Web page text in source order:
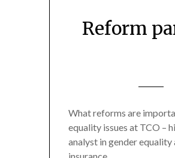
Reform
What reforms are
equality issues at TCO –
analyst in gender equality